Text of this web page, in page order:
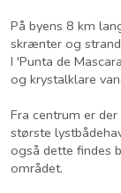
På byens 8 km
skrænter og
I 'Punta de
og krystalklare
Fra centrum er
største
også dette findes
området.